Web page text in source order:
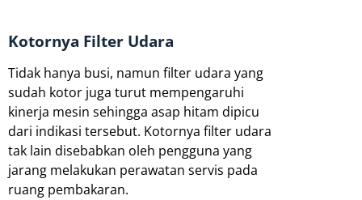
Kotornya Filter Udara
Tidak hanya busi, namun filter udara yang
sudah kotor juga turut mempengaruhi
kinerja mesin sehingga asap hitam dipicu
dari indikasi tersebut. Kotornya filter udara
tak lain disebabkan oleh pengguna yang
jarang melakukan perawatan servis pada
ruang pembakaran.